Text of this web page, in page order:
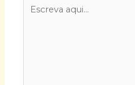
aqui...